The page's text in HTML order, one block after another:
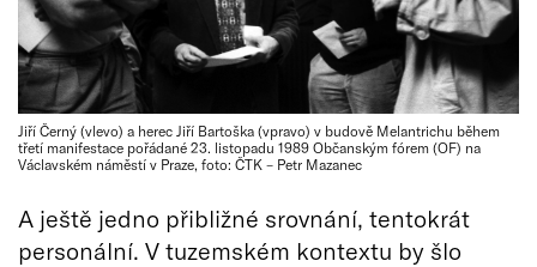
Jiří Černý (vlevo) a herec Jiří Bartoška (vpravo) v budově Melantrichu během
třetí manifestace pořádané 23. listopadu 1989 Občanským fórem (OF) na
Václavském náměstí v Praze, foto: ČTK – Petr Mazanec
A ještě jedno přibližné srovnání, tentokrát
personální. V tuzemském kontextu by šlo